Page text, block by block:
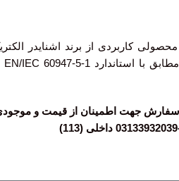
سفارش جهت اطمینان از قیمت و